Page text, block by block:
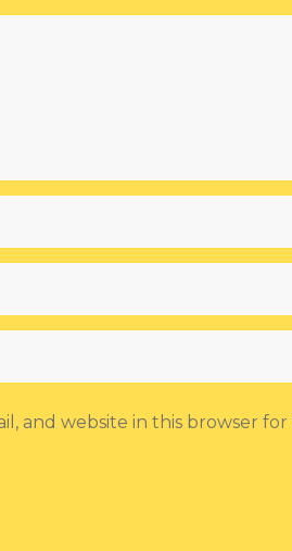
and website in this browser